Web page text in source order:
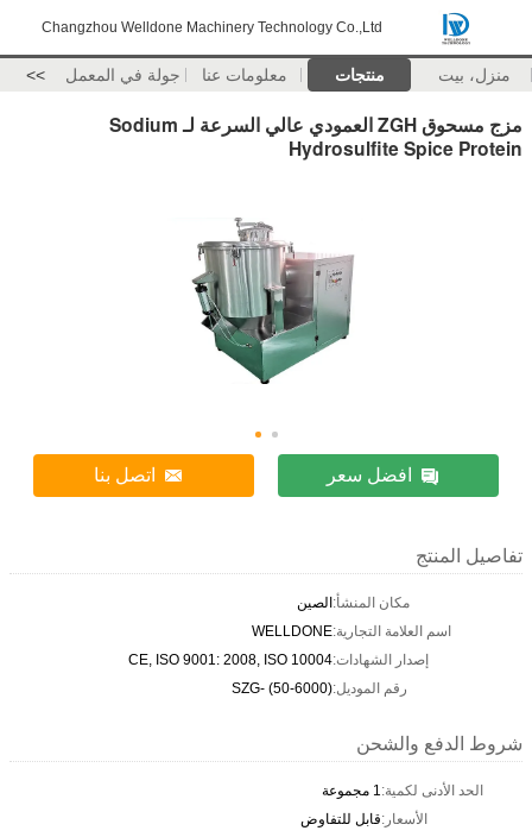
Changzhou Welldone Machinery Technology Co.,Ltd
منزل، بيت منتجات معلومات عنا جولة في المعمل >>
مزج مسحوق ZGH العمودي عالي السرعة لـ Sodium
Hydrosulfite Spice Protein
افضل سعر اتصل بنا
تفاصيل المنتج
مكان المنشأ:الصين
اسم العلامة التجارية:WELLDONE
إصدار الشهادات:CE, ISO 9001: 2008, ISO 10004
رقم الموديل:SZG- (50-6000)
شروط الدفع والشحن
الحد الأدنى لكمية:1 مجموعة
الأسعار:قابل للتفاوض